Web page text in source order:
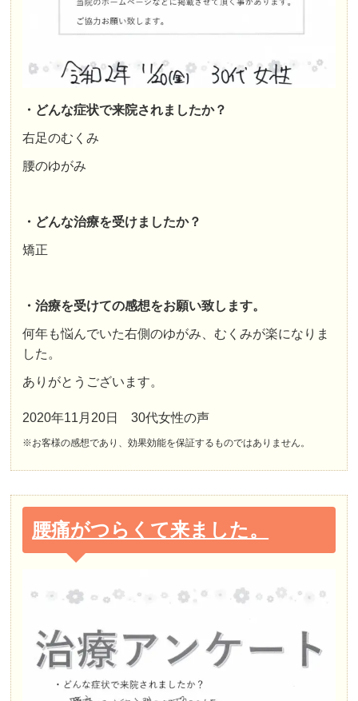
・どんな症状で来院されましたか？
右足のむくみ
腰のゆがみ
・どんな治療を受けましたか？
矯正
・治療を受けての感想をお願い致します。
何年も悩んでいた右側のゆがみ、むくみが楽になりま
した。
ありがとうございます。
2020年11月20日 30代女性の声
※お客様の感想であり、効果効能を保証するものではありません。
腰痛がつらくて来ました。